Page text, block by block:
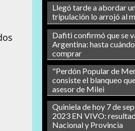
Llegó tarde a abordar
tripulación lo arrojó al
Dafiti confirmó que se
Argentina: hasta
comprar
"Perdón Popular de
consiste el blanqueo
asesor de Milei
Quiniela de hoy 7 de
2023 EN VIVO:
Nacional y Provincia